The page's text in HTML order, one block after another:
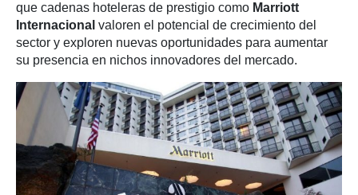
que cadenas hoteleras de prestigio como Marriott
Internacional valoren el potencial de crecimiento del
sector y exploren nuevas oportunidades para aumentar
su presencia en nichos innovadores del mercado.